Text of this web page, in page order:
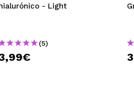
- Light
(5)